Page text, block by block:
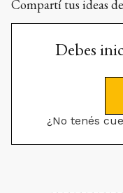
Compartí tus ideas
Debes
¿No tenés